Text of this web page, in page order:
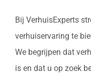
Bij VerhuisExperts
verhuiservaring te
We begrijpen dat
is en dat u op zoek